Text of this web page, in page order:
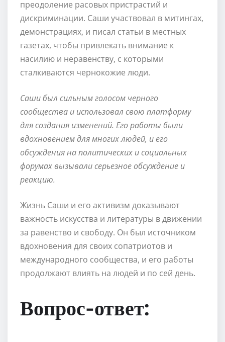
преодоление расовых пристрастий и
дискриминации. Саши участвовал в митингах,
демонстрациях, и писал статьи в местных
газетах, чтобы привлекать внимание к
насилию и неравенству, с которыми
сталкиваются чернокожие люди.
Саши был сильным голосом черного
сообщества и использовал свою платформу
для создания изменений. Его работы были
вдохновением для многих людей, и его
обсуждения на политических и социальных
форумах вызывали серьезное обсуждение и
реакцию.
Жизнь Саши и его активизм доказывают
важность искусства и литературы в движении
за равенство и свободу. Он был источником
вдохновения для своих сопатриотов и
международного сообщества, и его работы
продолжают влиять на людей и по сей день.
Вопрос-ответ: